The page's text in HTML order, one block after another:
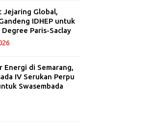
Jejaring Global,
IDHEP untuk
Paris-Saclay
Energi di Semarang,
IV Serukan Perpu
Swasembada